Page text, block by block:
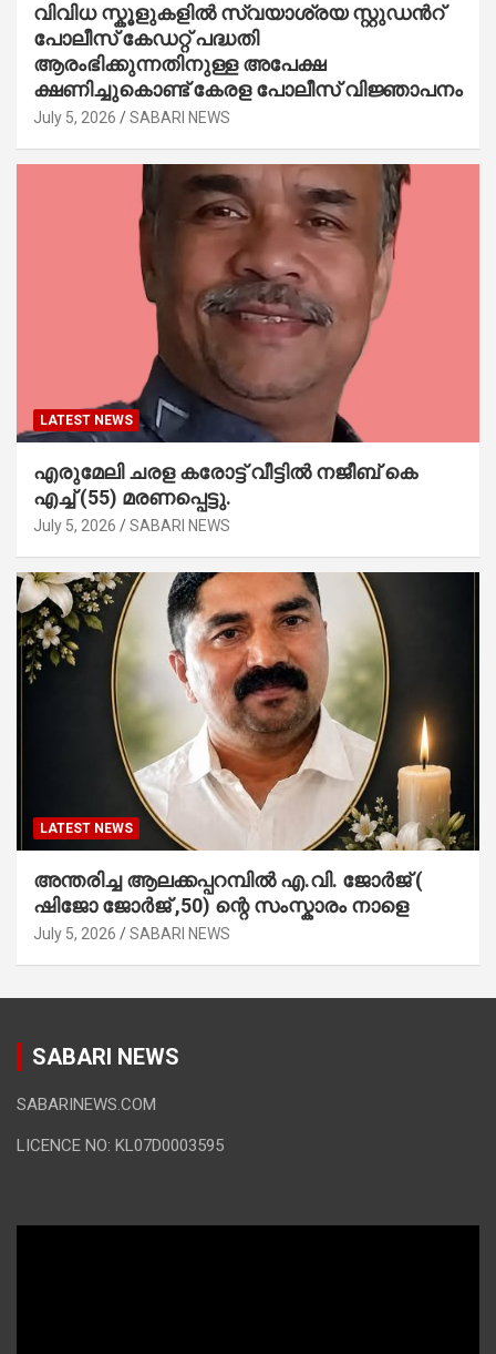
വിവിധ സ്കൂളുകളില്‍ സ്വയാശ്രയ സ്റ്റുഡന്‍റ്
പോലീസ് കേഡറ്റ് പദ്ധതി
ആരംഭിക്കുന്നതിനുള്ള അപേക്ഷ
ക്ഷണിച്ചുകൊണ്ട് കേരള പോലീസ് വിജ്ഞാപനം
July 5, 2026 SABARI NEWS
LATEST NEWS
എരുമേലി ചരള കരോട്ട് വീട്ടിൽ നജീബ് കെ
എച്ച് (55) മരണപ്പെട്ടു.
July 5, 2026 SABARI NEWS
LATEST NEWS
അന്തരിച്ച ആ​ല​ക്ക​പ്പ​റമ്പിൽ​ എ.​വി. ജോ​ർ​ജ് (
ഷിജോ ജോർജ് ,50) ന്റെ സംസ്കാരം നാളെ
July 5, 2026 SABARI NEWS
SABARI NEWS
SABARINEWS.COM
LICENCE NO: KL07D0003595